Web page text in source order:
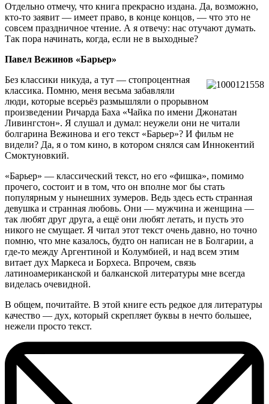
Отдельно отмечу, что книга прекрасно издана. Да, возможно,
кто-то заявит — имеет право, в конце концов, — что это не
совсем праздничное чтение. А я отвечу: нас отучают думать.
Так пора начинать, когда, если не в выходные?
Павел Вежинов «Барьер»
Без классики никуда, а тут — стопроцентная
классика. Помню, меня весьма забавляли
люди, которые всерьёз размышляли о прорывном
произведении Ричарда Баха «Чайка по имени Джонатан
Ливингстон». Я слушал и думал: неужели они не читали
болгарина Вежинова и его текст «Барьер»? И фильм не
видели? Да, я о том кино, в котором снялся сам Иннокентий
Смоктуновкий.
«Барьер» — классический текст, но его «фишка», помимо
прочего, состоит и в том, что он вполне мог бы стать
популярным у нынешних зумеров. Ведь здесь есть странная
девушка и странная любовь. Они — мужчина и женщина —
так любят друг друга, а ещё они любят летать, и пусть это
никого не смущает. Я читал этот текст очень давно, но точно
помню, что мне казалось, будто он написан не в Болгарии, а
где-то между Аргентиной и Колумбией, и над всем этим
витает дух Маркеса и Борхеса. Впрочем, связь
латиноамериканской и балканской литературы мне всегда
виделась очевидной.
В общем, почитайте. В этой книге есть редкое для литературы
качество — дух, который скрепляет буквы в нечто большее,
нежели просто текст.